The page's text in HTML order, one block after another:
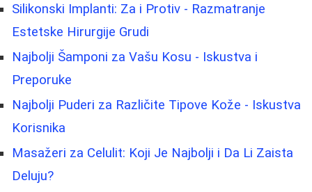
Silikonski Implanti: Za i Protiv - Razmatranje
Estetske Hirurgije Grudi
Najbolji Šamponi za Vašu Kosu - Iskustva i
Preporuke
Najbolji Puderi za Različite Tipove Kože - Iskustva
Korisnika
Masažeri za Celulit: Koji Je Najbolji i Da Li Zaista
Deluju?